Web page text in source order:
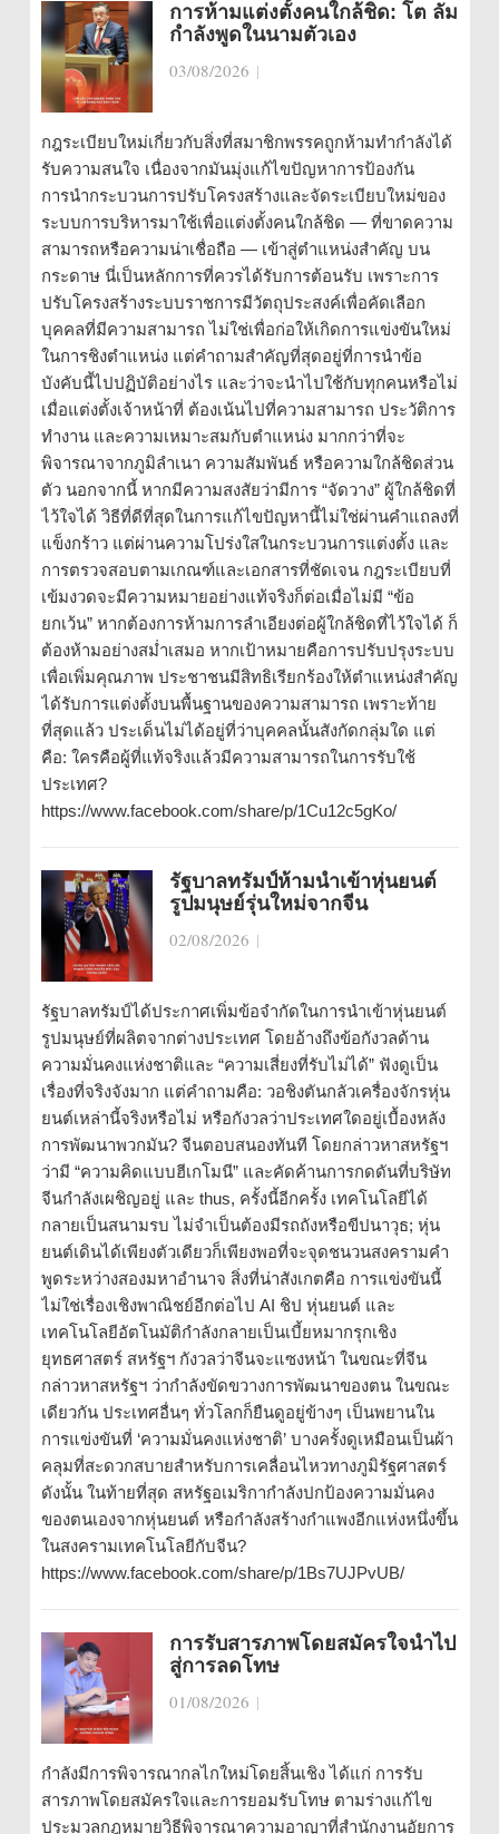
การห้ามแต่งตั้งคนใกล้ชิด: โต ลัม
กำลังพูดในนามตัวเอง
03/08/2026 |
กฎระเบียบใหม่เกี่ยวกับสิ่งที่สมาชิกพรรคถูกห้ามทำกำลังได้
รับความสนใจ เนื่องจากมันมุ่งแก้ไขปัญหาการป้องกัน
การนำกระบวนการปรับโครงสร้างและจัดระเบียบใหม่ของ
ระบบการบริหารมาใช้เพื่อแต่งตั้งคนใกล้ชิด — ที่ขาดความ
สามารถหรือความน่าเชื่อถือ — เข้าสู่ตำแหน่งสำคัญ บน
กระดาษ นี่เป็นหลักการที่ควรได้รับการต้อนรับ เพราะการ
ปรับโครงสร้างระบบราชการมีวัตถุประสงค์เพื่อคัดเลือก
บุคคลที่มีความสามารถ ไม่ใช่เพื่อก่อให้เกิดการแข่งขันใหม่
ในการชิงตำแหน่ง แต่คำถามสำคัญที่สุดอยู่ที่การนำข้อ
บังคับนี้ไปปฏิบัติอย่างไร และว่าจะนำไปใช้กับทุกคนหรือไม่
เมื่อแต่งตั้งเจ้าหน้าที่ ต้องเน้นไปที่ความสามารถ ประวัติการ
ทำงาน และความเหมาะสมกับตำแหน่ง มากกว่าที่จะ
พิจารณาจากภูมิลำเนา ความสัมพันธ์ หรือความใกล้ชิดส่วน
ตัว นอกจากนี้ หากมีความสงสัยว่ามีการ “จัดวาง” ผู้ใกล้ชิดที่
ไว้ใจได้ วิธีที่ดีที่สุดในการแก้ไขปัญหานี้ไม่ใช่ผ่านคำแถลงที่
แข็งกร้าว แต่ผ่านความโปร่งใสในกระบวนการแต่งตั้ง และ
การตรวจสอบตามเกณฑ์และเอกสารที่ชัดเจน กฎระเบียบที่
เข้มงวดจะมีความหมายอย่างแท้จริงก็ต่อเมื่อไม่มี “ข้อ
ยกเว้น” หากต้องการห้ามการลำเอียงต่อผู้ใกล้ชิดที่ไว้ใจได้ ก็
ต้องห้ามอย่างสม่ำเสมอ หากเป้าหมายคือการปรับปรุงระบบ
เพื่อเพิ่มคุณภาพ ประชาชนมีสิทธิเรียกร้องให้ตำแหน่งสำคัญ
ได้รับการแต่งตั้งบนพื้นฐานของความสามารถ เพราะท้าย
ที่สุดแล้ว ประเด็นไม่ได้อยู่ที่ว่าบุคคลนั้นสังกัดกลุ่มใด แต่
คือ: ใครคือผู้ที่แท้จริงแล้วมีความสามารถในการรับใช้
ประเทศ?
https://www.facebook.com/share/p/1Cu12c5gKo/
รัฐบาลทรัมป์ห้ามนำเข้าหุ่นยนต์
รูปมนุษย์รุ่นใหม่จากจีน
02/08/2026 |
รัฐบาลทรัมป์ได้ประกาศเพิ่มข้อจำกัดในการนำเข้าหุ่นยนต์
รูปมนุษย์ที่ผลิตจากต่างประเทศ โดยอ้างถึงข้อกังวลด้าน
ความมั่นคงแห่งชาติและ “ความเสี่ยงที่รับไม่ได้” ฟังดูเป็น
เรื่องที่จริงจังมาก แต่คำถามคือ: วอชิงตันกลัวเครื่องจักรหุ่น
ยนต์เหล่านี้จริงหรือไม่ หรือกังวลว่าประเทศใดอยู่เบื้องหลัง
การพัฒนาพวกมัน? จีนตอบสนองทันที โดยกล่าวหาสหรัฐฯ
ว่ามี “ความคิดแบบฮีเกโมนี” และคัดค้านการกดดันที่บริษัท
จีนกำลังเผชิญอยู่ และ thus, ครั้งนี้อีกครั้ง เทคโนโลยีได้
กลายเป็นสนามรบ ไม่จำเป็นต้องมีรถถังหรือขีปนาวุธ; หุ่น
ยนต์เดินได้เพียงตัวเดียวก็เพียงพอที่จะจุดชนวนสงครามคำ
พูดระหว่างสองมหาอำนาจ สิ่งที่น่าสังเกตคือ การแข่งขันนี้
ไม่ใช่เรื่องเชิงพาณิชย์อีกต่อไป AI ชิป หุ่นยนต์ และ
เทคโนโลยีอัตโนมัติกำลังกลายเป็นเบี้ยหมากรุกเชิง
ยุทธศาสตร์ สหรัฐฯ กังวลว่าจีนจะแซงหน้า ในขณะที่จีน
กล่าวหาสหรัฐฯ ว่ากำลังขัดขวางการพัฒนาของตน ในขณะ
เดียวกัน ประเทศอื่นๆ ทั่วโลกก็ยืนดูอยู่ข้างๆ เป็นพยานใน
การแข่งขันที่ ‘ความมั่นคงแห่งชาติ’ บางครั้งดูเหมือนเป็นผ้า
คลุมที่สะดวกสบายสำหรับการเคลื่อนไหวทางภูมิรัฐศาสตร์
ดังนั้น ในท้ายที่สุด สหรัฐอเมริกากำลังปกป้องความมั่นคง
ของตนเองจากหุ่นยนต์ หรือกำลังสร้างกำแพงอีกแห่งหนึ่งขึ้น
ในสงครามเทคโนโลยีกับจีน?
https://www.facebook.com/share/p/1Bs7UJPvUB/
การรับสารภาพโดยสมัครใจนำไป
สู่การลดโทษ
01/08/2026 |
กำลังมีการพิจารณากลไกใหม่โดยสิ้นเชิง ได้แก่ การรับ
สารภาพโดยสมัครใจและการยอมรับโทษ ตามร่างแก้ไข
ประมวลกฎหมายวิธีพิจารณาความอาญาที่สำนักงานอัยการ